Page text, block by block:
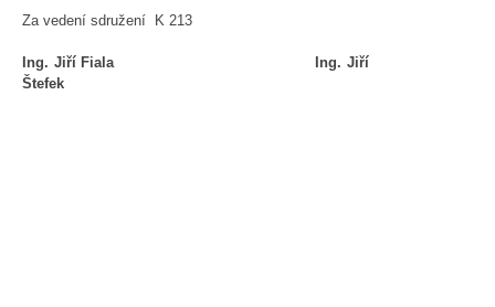
Za vedení sdružení K 213
Ing. Jiří Fiala Ing. Jiří
Štefek